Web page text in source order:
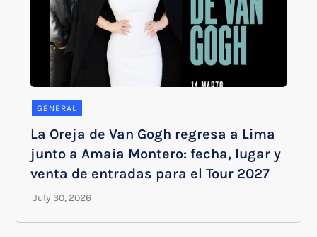
GENERAL
La Oreja de Van Gogh regresa a Lima
junto a Amaia Montero: fecha, lugar y
venta de entradas para el Tour 2027